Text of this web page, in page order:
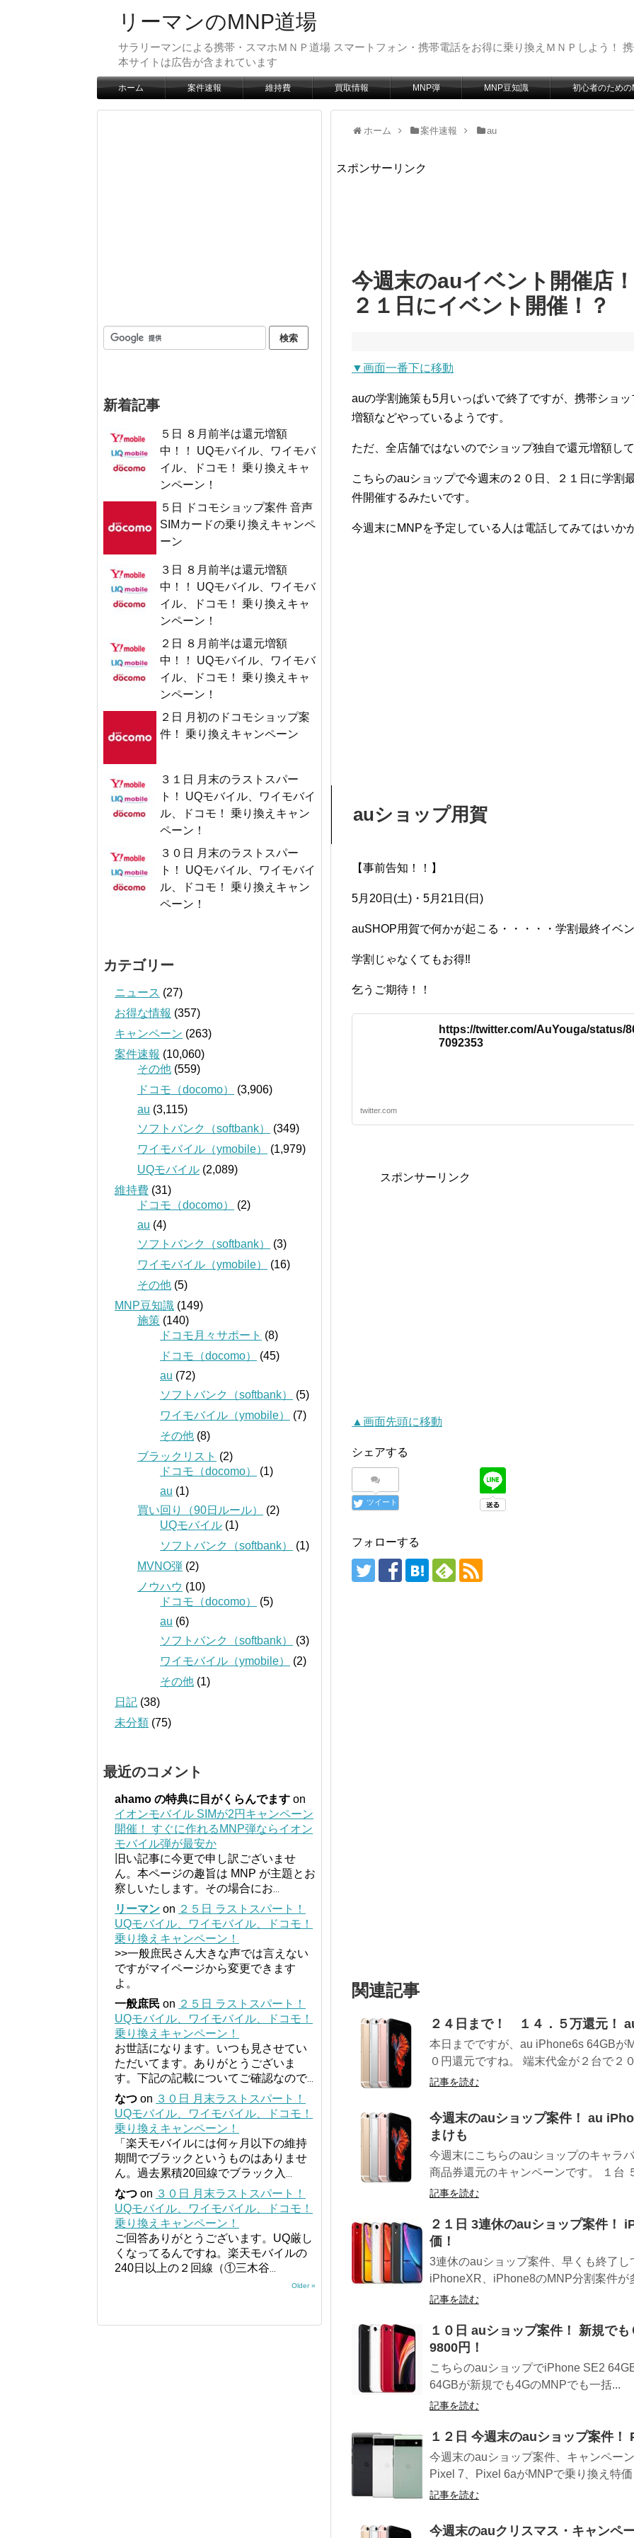
リーマンのMNP道場
サラリーマンによる携帯・スマホＭＮＰ道場 スマートフォン・携帯電話をお得に乗り換えＭＮＰしよう！
本サイトは広告が含まれています
ホーム 案件速報 維持費 買取情報 MNP弾 MNP豆知識 初心者のための
ホーム 案件速報 au
スポンサーリンク
今週末のauイベント開催店
２１日にイベント開催！？
▼画面一番下に移動
auの学割施策も5月いっぱいで終了ですが、携帯ショ
増額などやっているようです。
ただ、全店舗ではないのでショップ独自で還元増額し
こちらのauショップで今週末の２０日、２１日に学割
件開催するみたいです。
今週末にMNPを予定している人は電話してみてはいか
auショップ用賀
【事前告知！！】
5月20日(土)・5月21日(日)
auSHOP用賀で何かが起こる・・・・・学割最終イベ
学割じゃなくてもお得‼️
乞うご期待！！
https://twitter.com/AuYouga/status/
7092353
twitter.com
スポンサーリンク
▲画面先頭に移動
シェアする
ツイート
フォローする
関連記事
２４日まで！ １４．５万還元！
本日までですが、au iPhone6s 64GBが
０円還元ですね。 端末代金が２台で２
記事を読む
今週末のauショップ案件！ au
まけも
今週末にこちらのauショップのキャラ
商品券還元のキャンペーンです。 １台
記事を読む
２１日 3連休のauショップ案件！
価！
3連休のauショップ案件、早くも終了
iPhoneXR、iPhone8のMNP分割案件が
記事を読む
１０日 auショップ案件！ 新規で
9800円！
こちらのauショップでiPhone SE2
64GBが新規でも4GのMNPでも一括...
記事を読む
１２日 今週末のauショップ案件
今週末のauショップ案件、キャンペー
Pixel 7、Pixel 6aがMNPで乗り換え特
記事を読む
今週末のauクリスマス・キャンペ
新着記事
５日 ８月前半は還元増額
中！！ UQモバイル、ワイモバ
イル、ドコモ！ 乗り換えキャ
ンペーン！
５日 ドコモショップ案件 音声
SIMカードの乗り換えキャンペ
ーン
３日 ８月前半は還元増額
中！！ UQモバイル、ワイモバ
イル、ドコモ！ 乗り換えキャ
ンペーン！
２日 ８月前半は還元増額
中！！ UQモバイル、ワイモバ
イル、ドコモ！ 乗り換えキャ
ンペーン！
２日 月初のドコモショップ案
件！ 乗り換えキャンペーン
３１日 月末のラストスパー
ト！ UQモバイル、ワイモバイ
ル、ドコモ！ 乗り換えキャン
ペーン！
３０日 月末のラストスパー
ト！ UQモバイル、ワイモバイ
ル、ドコモ！ 乗り換えキャン
ペーン！
カテゴリー
ニュース (27)
お得な情報 (357)
キャンペーン (263)
案件速報 (10,060)
その他 (559)
ドコモ（docomo）
(3,906)
au (3,115)
ソフトバンク（softbank）
(349)
ワイモバイル（ymobile）
(1,979)
UQモバイル (2,089)
維持費 (31)
ドコモ（docomo）
(2)
au (4)
ソフトバンク（softbank）
(3)
ワイモバイル（ymobile）
(16)
その他 (5)
MNP豆知識 (149)
施策 (140)
ドコモ月々サポート (8)
ドコモ（docomo）
(45)
au (72)
ソフトバンク（softbank）
(5)
ワイモバイル（ymobile）
(7)
その他 (8)
ブラックリスト (2)
ドコモ（docomo）
(1)
au (1)
買い回り（90日ルール）
(2)
UQモバイル (1)
ソフトバンク（softbank）
(1)
MVNO弾 (2)
ノウハウ (10)
ドコモ（docomo）
(5)
au (6)
ソフトバンク（softbank）
(3)
ワイモバイル（ymobile）
(2)
その他 (1)
日記 (38)
未分類 (75)
最近のコメント
ahamo の特典に目がくらんでます on
イオンモバイル SIMが2円キャンペーン
開催！ すぐに作れるMNP弾ならイオン
モバイル弾が最安か
旧い記事に今更で申し訳ございませ
ん。本ページの趣旨は MNP が主題とお
察しいたします。その場合にお
リーマン on ２５日 ラストスパート！
UQモバイル、ワイモバイル、ドコモ！
乗り換えキャンペーン！
>>一般庶民さん大きな声では言えない
ですがマイページから変更できます
よ。
一般庶民 on ２５日 ラストスパート！
UQモバイル、ワイモバイル、ドコモ！
乗り換えキャンペーン！
お世話になります。いつも見させてい
ただいてます。ありがとうございま
す。下記の記載についてご確認なので...
なつ on ３０日 月末ラストスパート！
UQモバイル、ワイモバイル、ドコモ！
乗り換えキャンペーン！
「楽天モバイルには何ヶ月以下の維持
期間でブラックというものはありませ
ん。過去累積20回線でブラック入
なつ on ３０日 月末ラストスパート！
UQモバイル、ワイモバイル、ドコモ！
乗り換えキャンペーン！
ご回答ありがとうございます。UQ厳し
くなってるんですね。楽天モバイルの
240日以上の２回線（①三木谷
Older »